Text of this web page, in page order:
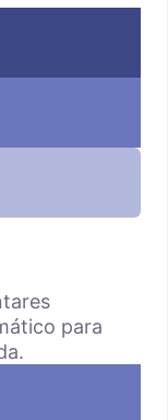
para